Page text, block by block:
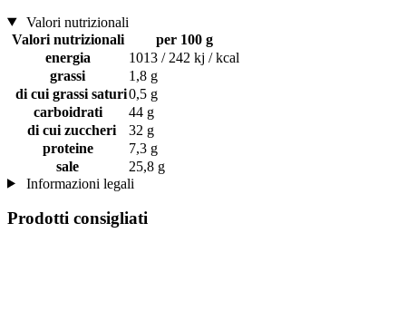
Valori nutrizionali
Valori nutrizionali
per 100 g
energia
1013 / 242 kj / kcal
grassi
1,8 g
di cui grassi saturi0,5 g
carboidrati
44 g
di cui zuccheri
32 g
proteine
7,3 g
sale
25,8 g
Informazioni legali
Prodotti consigliati